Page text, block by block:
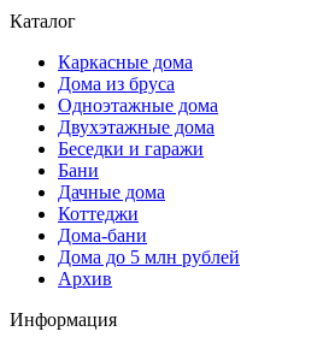
Каталог
Каркасные дома
Дома из бруса
Одноэтажные дома
Двухэтажные дома
Беседки и гаражи
Бани
Дачные дома
Коттеджи
Дома-бани
Дома до 5 млн рублей
Архив
Информация